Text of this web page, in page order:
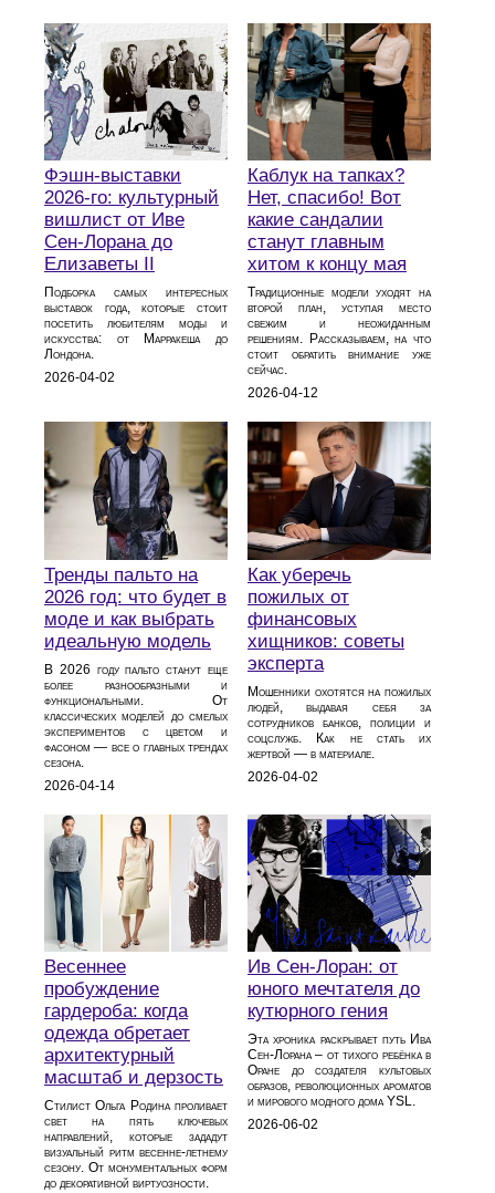
Фэшн-выставки
2026-го: культурный
вишлист от Иве
Сен-Лорана до
Елизаветы II
Подборка самых интересных
выставок года, которые стоит
посетить любителям моды и
искусства: от Марракеша до
Лондона.
2026-04-02
Каблук на тапках?
Нет, спасибо! Вот
какие сандалии
станут главным
хитом к концу мая
Традиционные модели уходят на
второй план, уступая место
свежим и неожиданным
решениям. Рассказываем, на что
стоит обратить внимание уже
сейчас.
2026-04-12
Тренды пальто на
2026 год: что будет в
моде и как выбрать
идеальную модель
В 2026 году пальто станут еще
более разнообразными и
функциональными. От
классических моделей до смелых
экспериментов с цветом и
фасоном — все о главных трендах
сезона.
2026-04-14
Как уберечь
пожилых от
финансовых
хищников: советы
эксперта
Мошенники охотятся на пожилых
людей, выдавая себя за
сотрудников банков, полиции и
соцслужб. Как не стать их
жертвой — в материале.
2026-04-02
Весеннее
пробуждение
гардероба: когда
одежда обретает
архитектурный
масштаб и дерзость
Стилист Ольга Родина проливает
свет на пять ключевых
направлений, которые зададут
визуальный ритм весенне-летнему
сезону. От монументальных форм
до декоративной виртуозности.
Ив Сен-Лоран: от
юного мечтателя до
кутюрного гения
Эта хроника раскрывает путь Ива
Сен-Лорана – от тихого ребёнка в
Оране до создателя культовых
образов, революционных ароматов
и мирового модного дома YSL.
2026-06-02